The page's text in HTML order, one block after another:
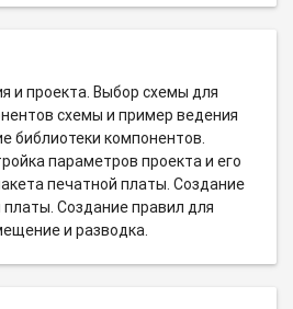
и проекта. Выбор схемы для
схемы и пример ведения
библиотеки компонентов.
параметров проекта и его
печатной платы. Создание
платы. Создание правил для
и разводка.